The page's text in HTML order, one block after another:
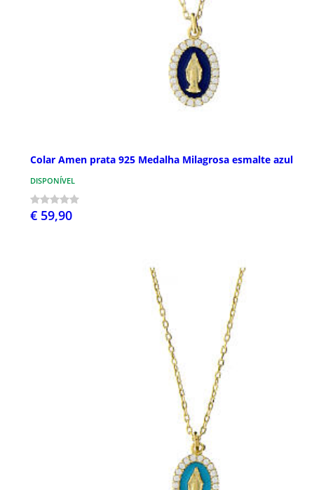
Colar Amen prata 925 Medalha Milagrosa esmalte azul
DISPONÍVEL
€ 59,90